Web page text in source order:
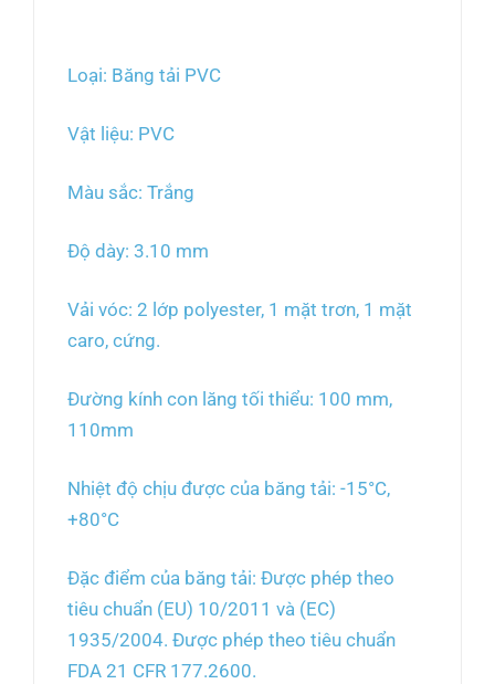
Loại: Băng tải PVC
Vật liệu: PVC
Màu sắc: Trắng
Độ dày: 3.10 mm
Vải vóc: 2 lớp polyester, 1 mặt trơn, 1 mặt
caro, cứng.
Đường kính con lăng tối thiểu: 100 mm,
110mm
Nhiệt độ chịu được của băng tải: -15°C,
+80°C
Đặc điểm của băng tải: Được phép theo
tiêu chuẩn (EU) 10/2011 và (EC)
1935/2004. Được phép theo tiêu chuẩn
FDA 21 CFR 177.2600.